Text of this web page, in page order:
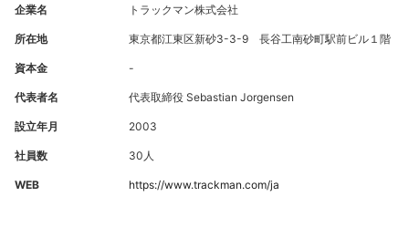
企業名 トラックマン株式会社
所在地 東京都江東区新砂3-3-9 長谷工南砂町駅前ビル１階
資本金 -
代表者名 代表取締役 Sebastian Jorgensen
設立年月 2003
社員数 30人
WEB https://www.trackman.com/ja